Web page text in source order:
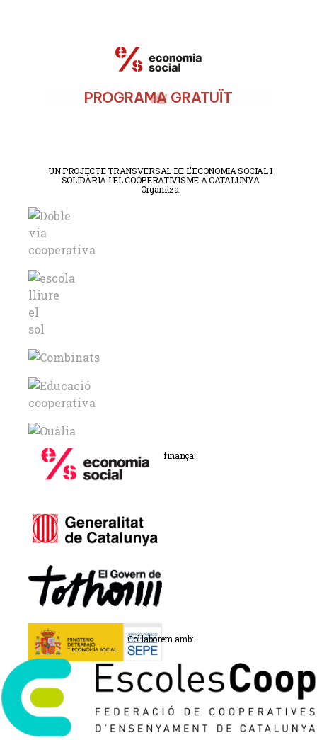
PROGRAMA GRATUÏT
UN PROJECTE TRANSVERSAL DE L'ECONOMIA SOCIAL I
SOLIDÀRIA I EL COOPERATIVISME A CATALUNYA
Organitza:
Promou i finança:
Col·laborem amb: